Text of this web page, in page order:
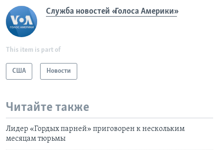
Служба новостей «Голоса Америки»
This item is part of
США Новости
Читайте также
Лидер «Гордых парней» приговорен к нескольким
месяцам тюрьмы